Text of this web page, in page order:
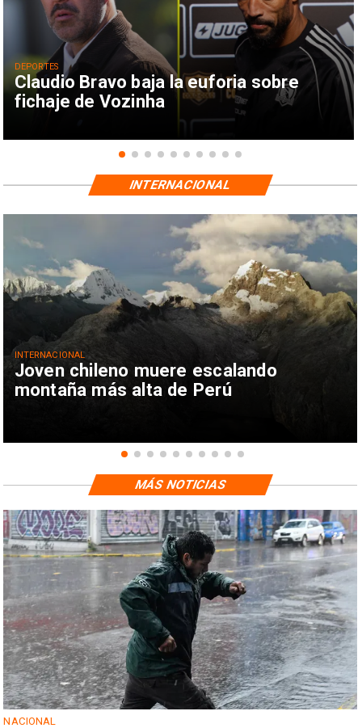
Claudio Bravo baja la euforia sobre
fichaje de Vozinha
DEPORTES
Joven chileno muere escalando
montaña más alta de Perú
INTERNACIONAL
INTERNACIONAL
NACIONAL
MÁS NOTICIAS